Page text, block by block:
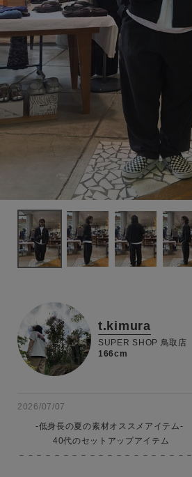
t.kimura
SUPER SHOP 鳥取店
166cm
2026/07/07
40代のセットアップアイテム
－－－－－－－－－－－－－－－－－－－－